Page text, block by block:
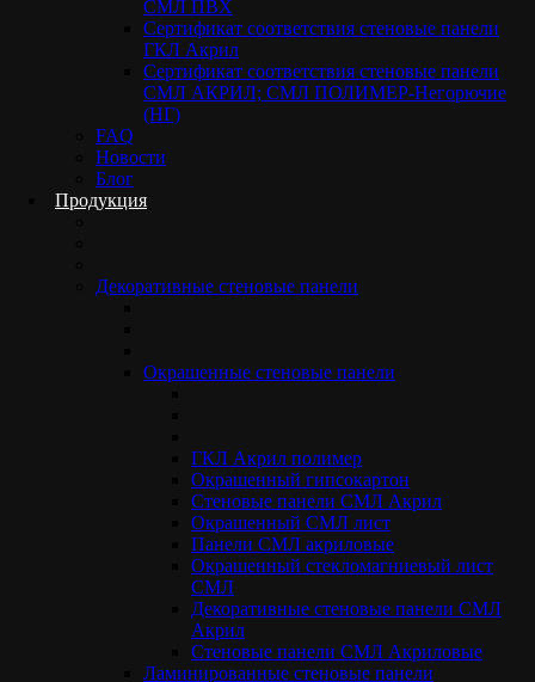
СМЛ ПВХ
Сертификат соответствия стеновые панели
ГКЛ Акрил
Сертификат соответствия стеновые панели
СМЛ АКРИЛ; СМЛ ПОЛИМЕР-Негорючие
(НГ)
FAQ
Новости
Блог
Продукция
Декоративные стеновые панели
Окрашенные стеновые панели
ГКЛ Акрил полимер
Окрашенный гипсокартон
Стеновые панели СМЛ Акрил
Окрашенный СМЛ лист
Панели СМЛ акриловые
Окрашенный стекломагниевый лист
СМЛ
Декоративные стеновые панели СМЛ
Акрил
Стеновые панели СМЛ Акриловые
Ламинированные стеновые панели
Наша компания сотрудничает с ведущим производителем
HPL-пластика в России.
В нашем ассортименте есть панели HPL Compact, которые
представляют собой самонесущую конструкцию полностью
состоящую из HPL пластика в «массе». А также, панели на
основе стекломагниевого листа СМЛ и гипсостружечной
плиты ГСП облицованных HPL-пластиком толщиной 0,6 мм.
Эти панели имеют привлекательный внешний вид, что делает
их идеальными для внутренней отделки помещений.